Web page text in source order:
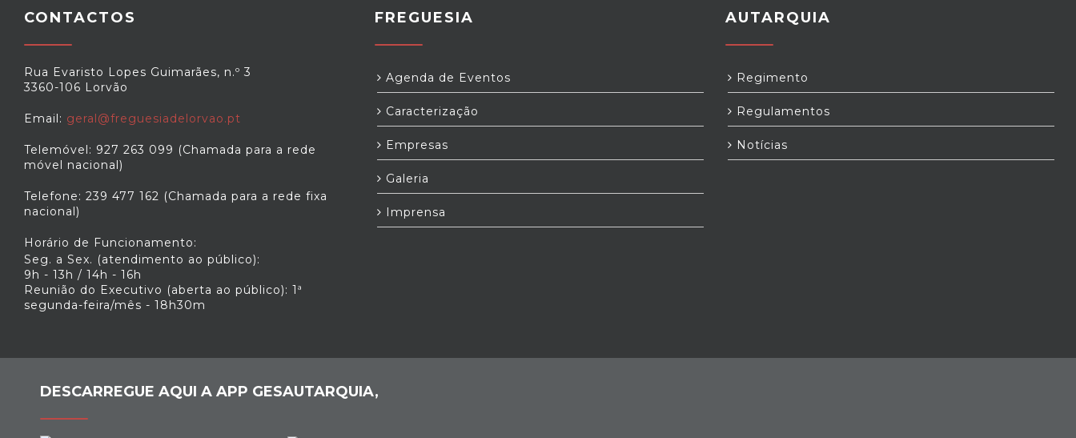
CONTACTOS
Rua Evaristo Lopes Guimarães, n.º 3
3360-106 Lorvão
Email: geral@freguesiadelorvao.pt
Telemóvel: 927 263 099 (Chamada para a rede
móvel nacional)
Telefone: 239 477 162 (Chamada para a rede fixa
nacional)
Horário de Funcionamento:
Seg. a Sex. (atendimento ao público):
9h - 13h / 14h - 16h
Reunião do Executivo (aberta ao público): 1ª
segunda-feira/mês - 18h30m
FREGUESIA
Agenda de Eventos
Caracterização
Empresas
Galeria
Imprensa
AUTARQUIA
Regimento
Regulamentos
Notícias
DESCARREGUE AQUI A APP GESAUTARQUIA,